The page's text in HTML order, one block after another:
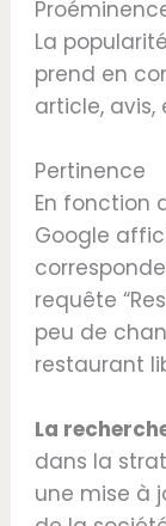
La
prend en
article, avis,
Pertinence
En fonction
Google
requête
peu de
restaurant
La
dans la
une mise à